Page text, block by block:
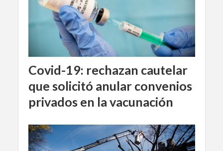
Covid-19: rechazan cautelar
que solicitó anular convenios
privados en la vacunación